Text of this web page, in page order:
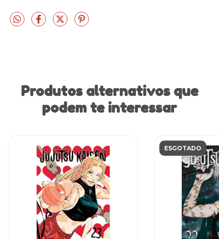
Produtos alternativos que
podem te interessar
ESGOTADO